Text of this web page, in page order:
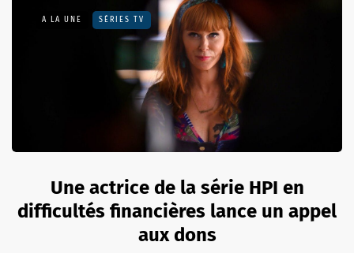
A LA UNE SÉRIES TV
Une actrice de la série HPI en
difficultés financières lance un appel
aux dons